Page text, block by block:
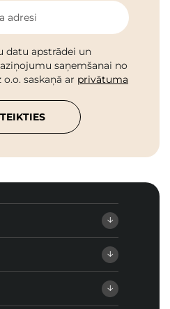
adresi
datu apstrādei un
saņemšanai no
saskaņā ar privātuma